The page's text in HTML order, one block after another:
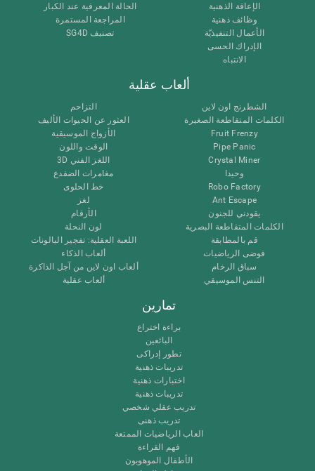
الإعاقة الذهنية
وظائف ذهنية
الأعمال التنفيذيّة
الإدراك الحسى
الانتباه
الحالة المعرفية عند الكبار
المراجعة المستمرة
تصنيف SG4D
ألعاب عقلية
الشطرنج اون لاين
الكلمات المتقاطعة الصغيرة
Fruit Frenzy
Pipe Panic
Crystal Miner
وحيدا
Robo Factory
Ant Escape
يقودني للجنون
الكلمات المتقاطعة البصرية
قم بالمطابقة
فوضى الرياضيات
سباق الرخام
التنس الموسيقي
التزاحم
العثور عن الحيوات الأليف
الأزواج الموسيقية
الوقت واللون
اللغز الفني 3D
مغامرات الضفدع
خط الحلوى
لغز
الأرقام
لون النحلة
اللعبة العقلية: تفجير البالونات
ألعاب الذكاء
ألعاب اون لاين من آجل الذاكرة
ألعاب عقلية
تمارين
براءة اختراع
البائعين
تطور إدراكى
تدريبات ذهنية
اختبارات ذهنية
تدريبات ذهنية
تدريب عقلي شخصي
تدريب ذهنى
العاب الرياضيات الممتعة
فهم القراءة
الأطفال الموهوبون